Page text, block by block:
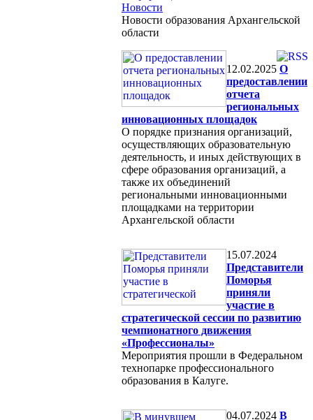
Новости
Новости образования Архангельской
области
12.02.2025 О
предоставлении
отчета
региональных
инновационных площадок
О порядке признания организаций,
осуществляющих образовательную
деятельность, и иных действующих в
сфере образования организаций, а
также их объединений
региональными инновационными
площадками на территории
Архангельской области
15.07.2024
Представители
Поморья
приняли
участие в
стратегической сессии по развитию
чемпионатного движения
«Профессионалы»
Мероприятия прошли в Федеральном
технопарке профессионального
образования в Калуге.
04.07.2024 В